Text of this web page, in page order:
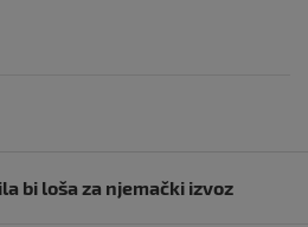
bi loša za njemački izvoz